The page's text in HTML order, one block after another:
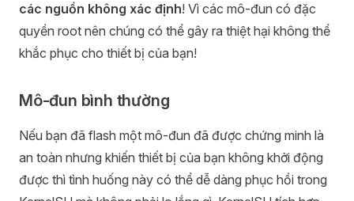
các nguồn không xác định! Vì các mô-đun có đặc
quyền root nên chúng có thể gây ra thiệt hại không thể
khắc phục cho thiết bị của bạn!
Mô-đun bình thường
Nếu bạn đã flash một mô-đun đã được chứng minh là
an toàn nhưng khiến thiết bị của bạn không khởi động
được thì tình huống này có thể dễ dàng phục hồi trong